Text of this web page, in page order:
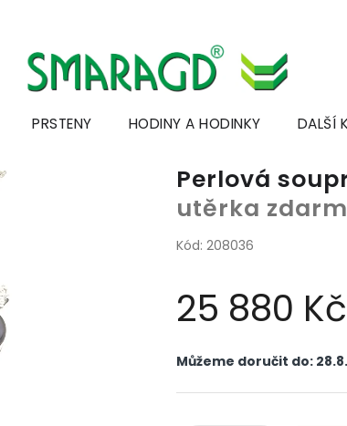
PRSTENY HODINY A HODINKY DALŠÍ
Perlová
utěrka
Kód: 208036
25 880 Kč
cena:
Můžeme doručit do: